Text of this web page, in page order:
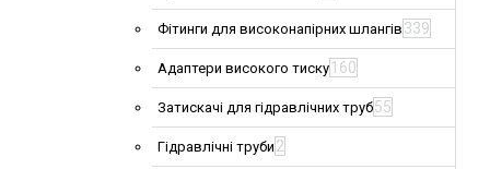
Фітинги для високонапірних шлангів 339
Адаптери високого тиску 160
Затискачі для гідравлічних труб55
Гідравлічні труби 2